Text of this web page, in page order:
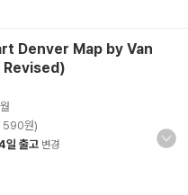
Denver Map by Van
Revised)
590원)
일 출고 변경